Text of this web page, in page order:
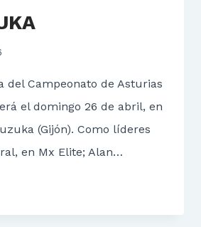
del Campeonato de Asturias
el domingo 26 de abril, en
(Gijón). Como líderes
en Mx Elite; Alan…